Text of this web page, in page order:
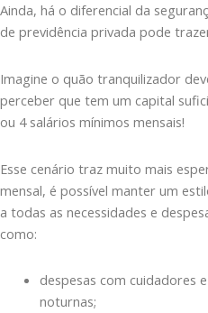
Ainda, há o diferencial da
de previdência privada pode
Imagine o quão tranquilizador
perceber que tem um capital
ou 4 salários mínimos mensais!
Esse cenário traz muito mais
mensal, é possível manter um
a todas as necessidades e
como:
despesas com cuidadores
noturnas;